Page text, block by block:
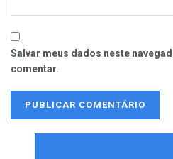
Salvar meus dados neste
comentar.